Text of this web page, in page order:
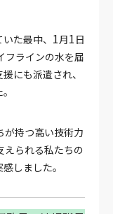
た最中、 1月1 日
フラインの水を届
にも派遣され、
が持つ高い技術力
えられる私たちの
しました。